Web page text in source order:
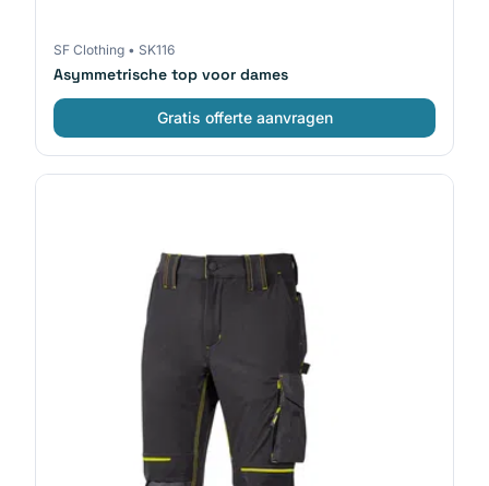
SF Clothing • SK116
Asymmetrische top voor dames
Gratis offerte aanvragen